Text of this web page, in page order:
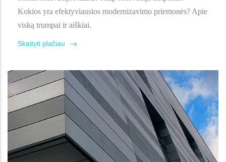
Kokios yra efektyviausios modernizavimo priemonės? Apie
viską trumpai ir aiškiai.
Skaityti plačiau